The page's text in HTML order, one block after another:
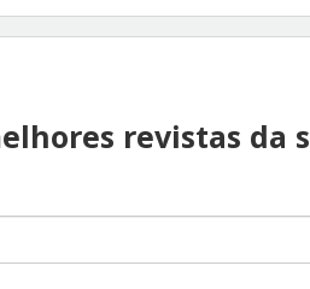
revistas da